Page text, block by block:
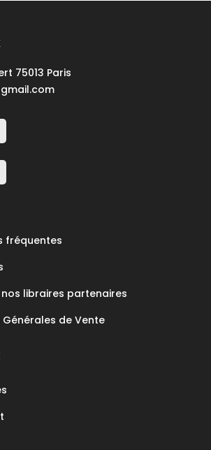
75013 Paris
fréquentes
libraires partenaires
de Vente